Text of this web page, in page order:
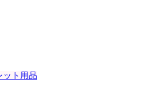
ット用品